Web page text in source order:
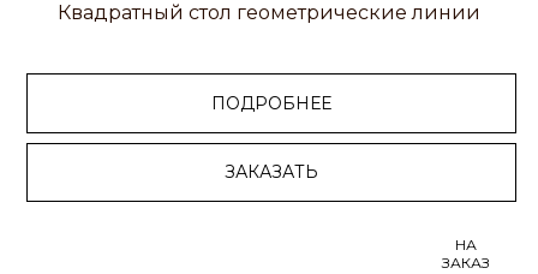
Квадратный стол геометрические линии
ПОДРОБНЕЕ
ЗАКАЗАТЬ
НА
ЗАКАЗ